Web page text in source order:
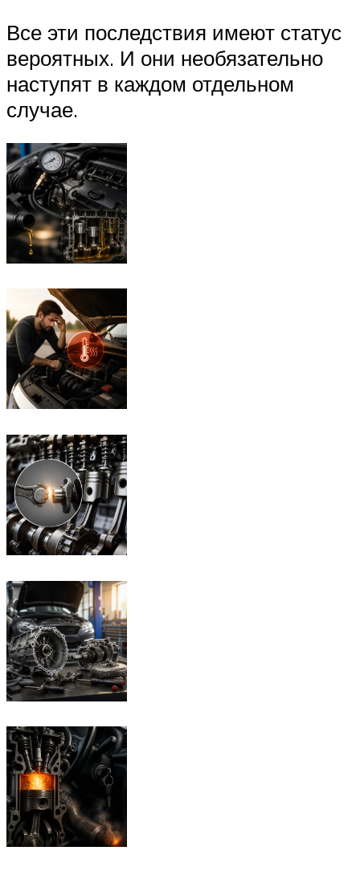
Все эти последствия имеют статус
вероятных. И они необязательно
наступят в каждом отдельном
случае.